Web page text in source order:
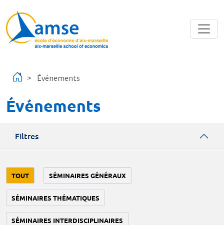
Événements
Événements
Filtres
TOUT SÉMINAIRES GÉNÉRAUX
SÉMINAIRES THÉMATIQUES
SÉMINAIRES INTERDISCIPLINAIRES